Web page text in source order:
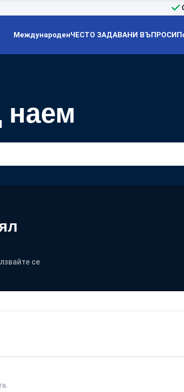
МеждународенЧЕСТО ЗАДАВАНИ ВЪПРОСИ
наем
се